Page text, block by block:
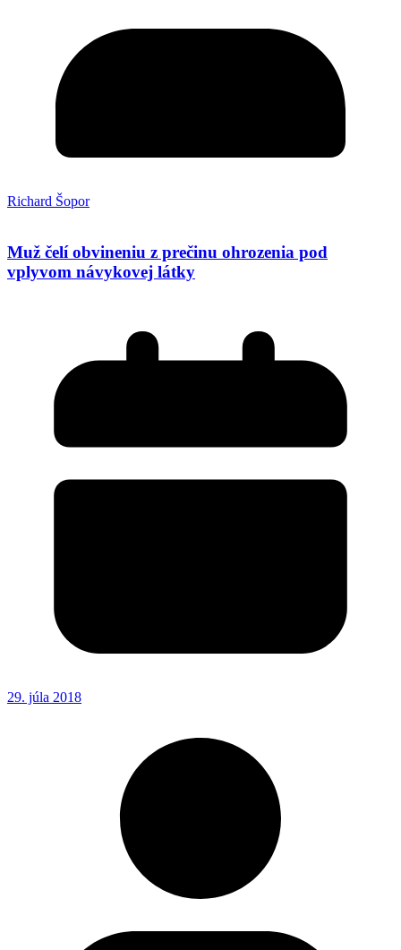
Richard Šopor
Muž čelí obvineniu z prečinu ohrozenia pod
vplyvom návykovej látky
29. júla 2018